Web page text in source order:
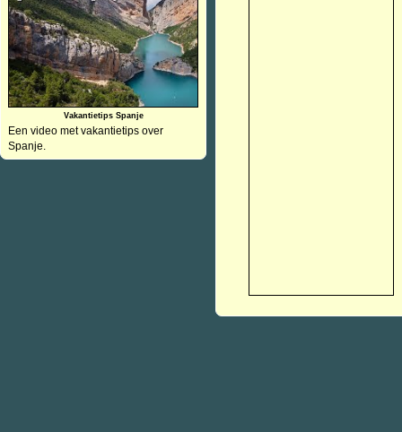
Vakantietips Spanje
Een video met vakantietips over
Spanje.